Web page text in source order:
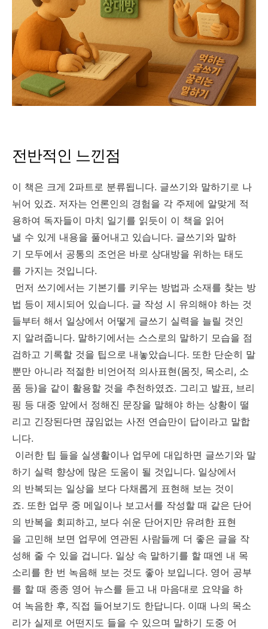
전반적인 느낀점
이 책은 크게 2파트로 분류됩니다. 글쓰기와 말하기로 나
뉘어 있죠. 저자는 언론인의 경험을 각 주제에 알맞게 적
용하여 독자들이 마치 일기를 읽듯이 이 책을 읽어
낼 수 있게 내용을 풀어내고 있습니다. 글쓰기와 말하
기 모두에서 공통의 조언은 바로 상대방을 위하는 태도
를 가지는 것입니다.
먼저 쓰기에서는 기본기를 키우는 방법과 소재를 찾는 방
법 등이 제시되어 있습니다. 글 작성 시 유의해야 하는 것
들부터 해서 일상에서 어떻게 글쓰기 실력을 늘릴 것인
지 알려줍니다. 말하기에서는 스스로의 말하기 모습을 점
검하고 기록할 것을 팁으로 내놓았습니다. 또한 단순히 말
뿐만 아니라 적절한 비언어적 의사표현(몸짓, 목소리, 소
품 등)을 같이 활용할 것을 추천하였죠. 그리고 발표, 브리
핑 등 대중 앞에서 정해진 문장을 말해야 하는 상황이 떨
리고 긴장된다면 끊임없는 사전 연습만이 답이라고 말합
니다.
이러한 팁 들을 실생활이나 업무에 대입하면 글쓰기와 말
하기 실력 향상에 많은 도움이 될 것입니다. 일상에서
의 반복되는 일상을 보다 다채롭게 표현해 보는 것이
죠. 또한 업무 중 메일이나 보고서를 작성할 때 같은 단어
의 반복을 회피하고, 보다 쉬운 단어지만 유려한 표현
을 고민해 보면 업무에 연관된 사람들께 더 좋은 글을 작
성해 줄 수 있을 겁니다. 일상 속 말하기를 할 때엔 내 목
소리를 한 번 녹음해 보는 것도 좋아 보입니다. 영어 공부
를 할 때 종종 영어 뉴스를 듣고 내 마음대로 요약을 하
여 녹음한 후, 직접 들어보기도 한답니다. 이때 나의 목소
리가 실제로 어떤지도 들을 수 있으며 말하기 도중 어